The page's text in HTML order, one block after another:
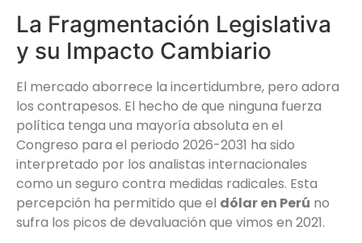
La Fragmentación Legislativa
y su Impacto Cambiario
El mercado aborrece la incertidumbre, pero adora
los contrapesos. El hecho de que ninguna fuerza
política tenga una mayoría absoluta en el
Congreso para el periodo 2026-2031 ha sido
interpretado por los analistas internacionales
como un seguro contra medidas radicales. Esta
percepción ha permitido que el dólar en Perú no
sufra los picos de devaluación que vimos en 2021.